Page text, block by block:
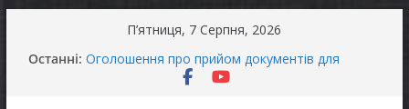
П’ятниця, 7 Серпня, 2026
Останні: Оголошення про прийом документів для
присудження Премії Кабінету Міністрів України